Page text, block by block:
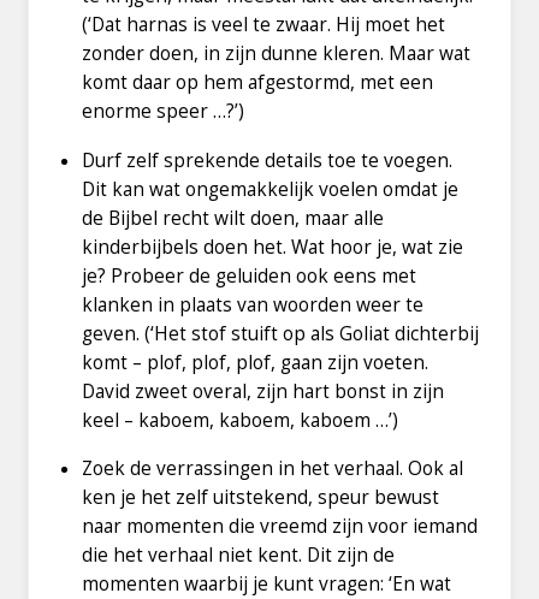
(‘Dat harnas is veel te zwaar. Hij moet het
zonder doen, in zijn dunne kleren. Maar wat
komt daar op hem afgestormd, met een
enorme speer …?’)
Durf zelf sprekende details toe te voegen.
Dit kan wat ongemakkelijk voelen omdat je
de Bijbel recht wilt doen, maar alle
kinderbijbels doen het. Wat hoor je, wat zie
je? Probeer de geluiden ook eens met
klanken in plaats van woorden weer te
geven. (‘Het stof stuift op als Goliat dichterbij
komt – plof, plof, plof, gaan zijn voeten.
David zweet overal, zijn hart bonst in zijn
keel – kaboem, kaboem, kaboem …’)
Zoek de verrassingen in het verhaal. Ook al
ken je het zelf uitstekend, speur bewust
naar momenten die vreemd zijn voor iemand
die het verhaal niet kent. Dit zijn de
momenten waarbij je kunt vragen: ‘En wat